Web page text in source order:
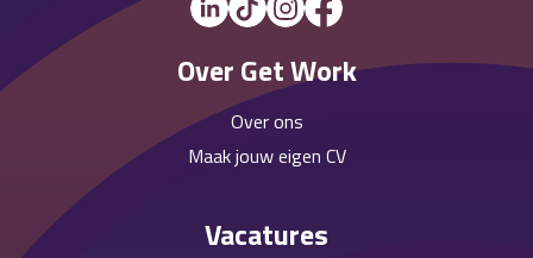
Over Get Work
Over ons
Maak jouw eigen CV
Vacatures